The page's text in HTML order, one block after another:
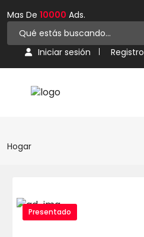
Mas De 10000 Ads.
Iniciar sesión Registro
Hogar
Presentado